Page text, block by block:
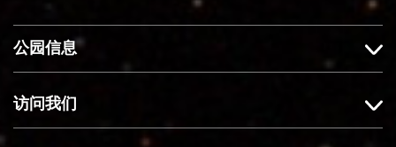
c
b
k
s
a
关
我
o
T
公园信息
访问我们